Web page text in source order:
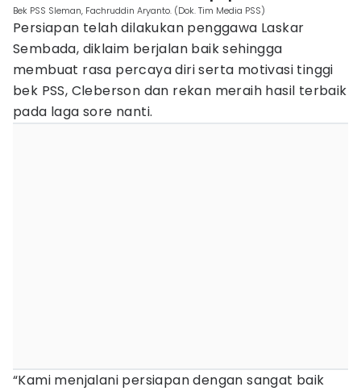
Bek PSS Sleman, Fachruddin Aryanto. (Dok. Tim Media PSS)
Persiapan telah dilakukan penggawa Laskar
Sembada, diklaim berjalan baik sehingga
membuat rasa percaya diri serta motivasi tinggi
bek PSS, Cleberson dan rekan meraih hasil terbaik
pada laga sore nanti.
“Kami menjalani persiapan dengan sangat baik